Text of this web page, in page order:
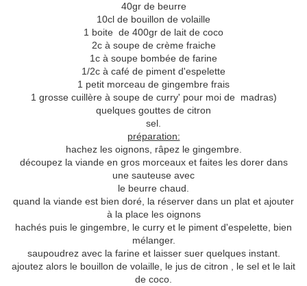
40gr de beurre
10cl de bouillon de volaille
1 boite de 400gr de lait de coco
2c à soupe de crème fraiche
1c à soupe bombée de farine
1/2c à café de piment d'espelette
1 petit morceau de gingembre frais
1 grosse cuillère à soupe de curry' pour moi de madras)
quelques gouttes de citron
sel.
préparation:
hachez les oignons, râpez le gingembre.
découpez la viande en gros morceaux et faites les dorer dans
une sauteuse avec
le beurre chaud.
quand la viande est bien doré, la réserver dans un plat et ajouter
à la place les oignons
hachés puis le gingembre, le curry et le piment d'espelette, bien
mélanger.
saupoudrez avec la farine et laisser suer quelques instant.
ajoutez alors le bouillon de volaille, le jus de citron , le sel et le lait
de coco.